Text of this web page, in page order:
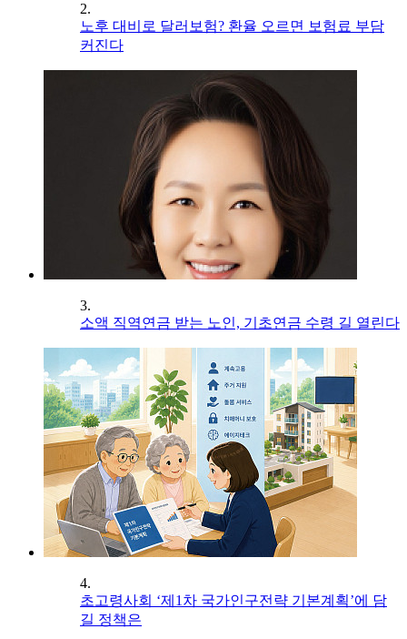
2.
노후 대비로 달러보험? 환율 오르면 보험료 부담
커진다
3.
소액 직역연금 받는 노인, 기초연금 수령 길 열린다
4.
초고령사회 ‘제1차 국가인구전략 기본계획’에 담
길 정책은